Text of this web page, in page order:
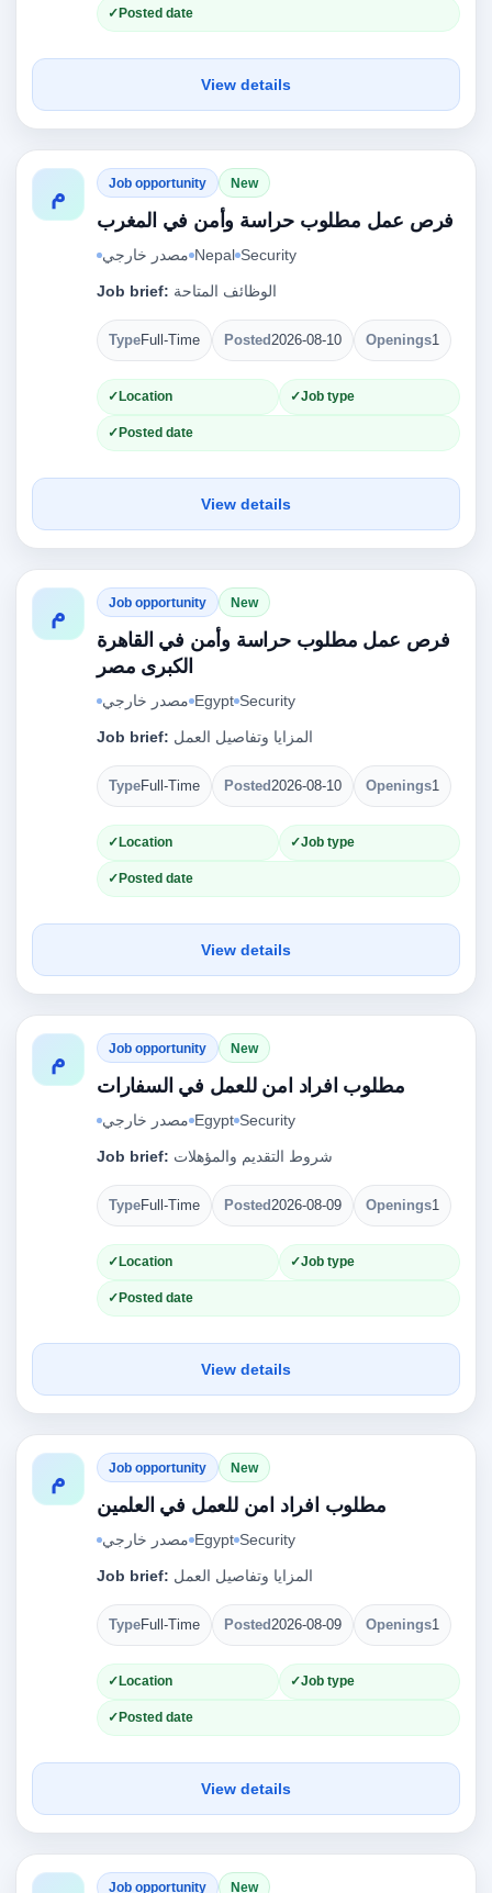
Posted date
View details
م Job opportunity New
فرص عمل مطلوب حراسة وأمن في المغرب
مصدر خارجي Nepal Security
Job brief: الوظائف المتاحة
TypeFull-Time Posted2026-08-10 Openings1
Location Job type
Posted date
View details
م Job opportunity New
فرص عمل مطلوب حراسة وأمن في القاهرة
الكبرى مصر
مصدر خارجي Egypt Security
Job brief: المزايا وتفاصيل العمل
TypeFull-Time Posted2026-08-10 Openings1
Location Job type
Posted date
View details
م Job opportunity New
مطلوب افراد امن للعمل في السفارات
مصدر خارجي Egypt Security
Job brief: شروط التقديم والمؤهلات
TypeFull-Time Posted2026-08-09 Openings1
Location Job type
Posted date
View details
م Job opportunity New
مطلوب افراد امن للعمل في العلمين
مصدر خارجي Egypt Security
Job brief: المزايا وتفاصيل العمل
TypeFull-Time Posted2026-08-09 Openings1
Location Job type
Posted date
View details
Job opportunity New